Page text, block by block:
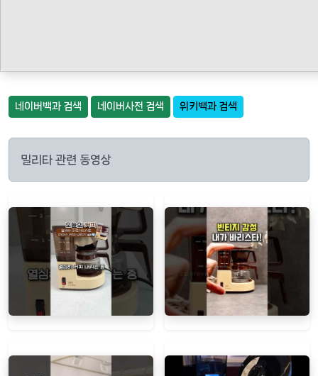
네이버백과 검색 네이버사전 검색 위키백과 검색
밀리타 관련 동영상